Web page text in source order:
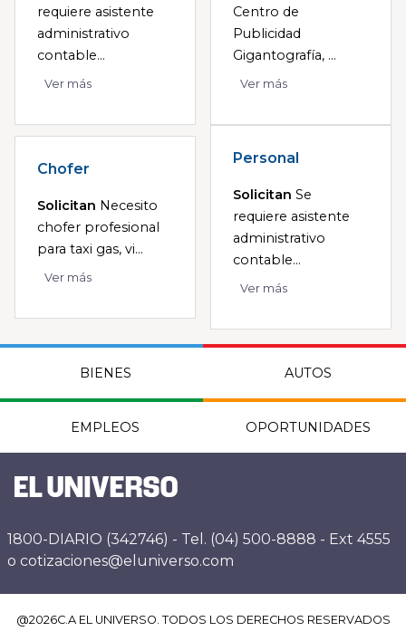
requiere asistente
administrativo
contable...
Ver más
Centro de
Publicidad
Gigantografía, ...
Ver más
Chofer
Solicitan Necesito
chofer profesional
para taxi gas, vi...
Ver más
Personal
Solicitan Se
requiere asistente
administrativo
contable...
Ver más
BIENES AUTOS
EMPLEOS OPORTUNIDADES
1800-DIARIO (342746) - Tel. (04) 500-8888 - Ext 4555
o cotizaciones@eluniverso.com
@2026C.A EL UNIVERSO. TODOS LOS DERECHOS RESERVADOS